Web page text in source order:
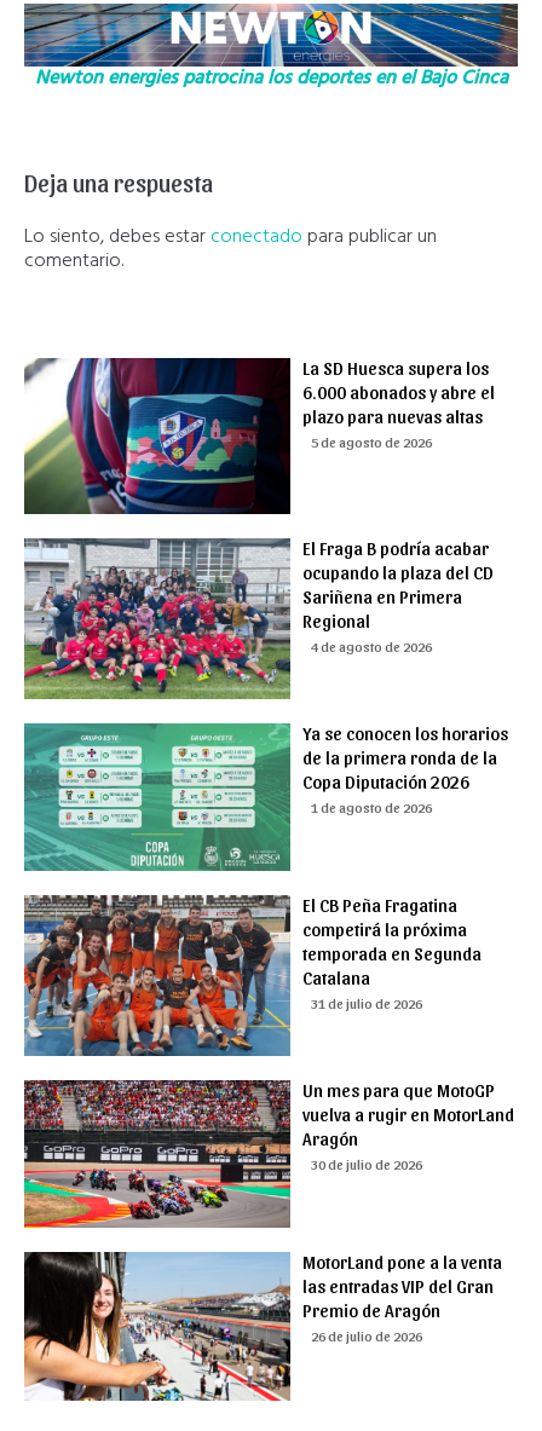
Newton energies patrocina los deportes en el Bajo Cinca
Deja una respuesta
Lo siento, debes estarconectado para publicar un
comentario.
La SD Huesca supera los
6.000 abonados y abre el
plazo para nuevas altas
5 de agosto de 2026
El Fraga B podría acabar
ocupando la plaza del CD
Sariñena en Primera
Regional
4 de agosto de 2026
Ya se conocen los horarios
de la primera ronda de la
Copa Diputación 2026
1 de agosto de 2026
El CB Peña Fragatina
competirá la próxima
temporada en Segunda
Catalana
31 de julio de 2026
Un mes para que MotoGP
vuelva a rugir en MotorLand
Aragón
30 de julio de 2026
MotorLand pone a la venta
las entradas VIP del Gran
Premio de Aragón
26 de julio de 2026